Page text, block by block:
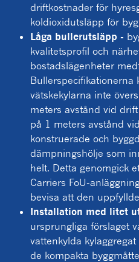
driftkostnader för
koldioxidutsläpp för
Låga bullerutsläpp -
kvalitetsprofil och
bostadslägenheter
Bullerspecifikationerna
vätskekylarna inte
meters avstånd vid
på 1 meters avstånd
konstruerade och
dämpningshölje som
helt. Detta genomgick
Carriers FoU-
bevisa att den
Installation med litet
ursprungliga förslaget
vattenkylda
de kompakta